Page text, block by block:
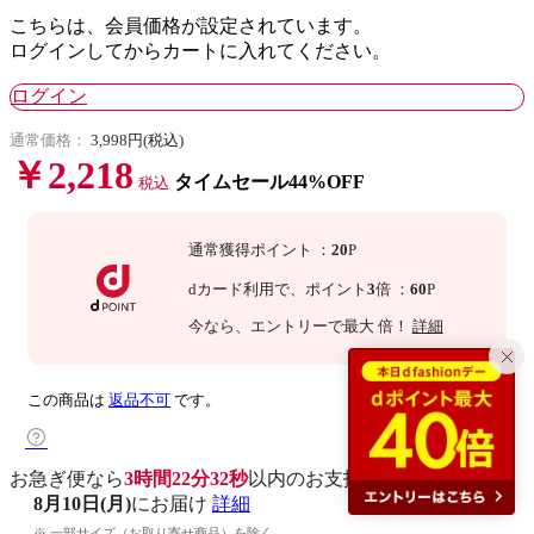
こちらは、会員価格が設定されています。
ログインしてからカートに入れてください。
ログイン
通常価格： 3,998円(税込)
￥2,218 税込 タイムセール44%OFF
通常獲得ポイント ： 20P
dカード利用で、 ポイント 3倍 ： 60P
今なら 、エントリーで最大 倍！ 詳細
この商品は 返品不可 です。
お急ぎ便なら3時間22分31秒以内のお支払いで
8月10日(月)にお届け 詳細